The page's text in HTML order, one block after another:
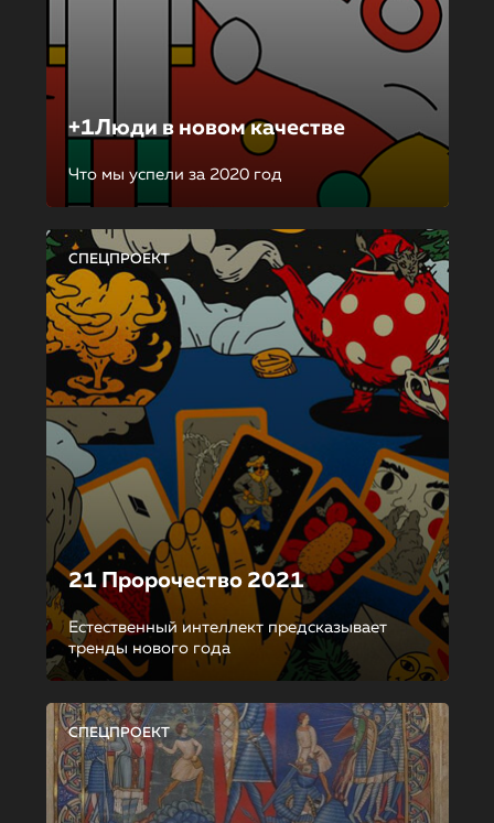
+1Люди в новом качестве
Что мы успели за 2020 год
СПЕЦПРОЕКТ
21 Пророчество 2021
Естественный интеллект предсказывает
тренды нового года
СПЕЦПРОЕКТ